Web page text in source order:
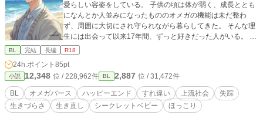
愛らしい容姿をしている。 子供の頃は体が弱く、成長ととも
になんとか人並みになったもののオメガの機能は未だ整わ
ず、周囲に大切にされ守られながら暮らしてきた。 そんな理
生には出会って以来17年間、ずっと好きだった人がいる。 そ
れは5歳上の兄・理人の同級生で親友の長谷川啓。理生はずっ
展せず、ずっと弟分の立場でいた。 ある日卒業を控えた大学
で信じたくない噂を耳にして帰宅すると…翌日兄から啓とデ
ートの練習というとんでもない提案が持ちかけられる。 今後
はしかるべき時に家をつなぐために政略で嫁ぐであろう自分
にとって、自由な恋が出来るのはもう後少ししか無い…一生
BL 完結 長編 R18
24h.ポイント 85pt
小説 12,348 位 / 228,962件 BL 2,887 位 / 31,472件
BL オメガバース ハッピーエンド すれ違い 上流社会
失踪
生きづらさ
生き直し シークレットベビー ほっこり